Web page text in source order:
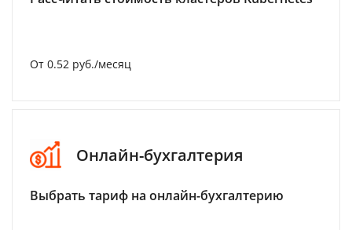
От 0.52 руб./месяц
Онлайн-бухгалтерия
Выбрать тариф на онлайн-бухгалтерию